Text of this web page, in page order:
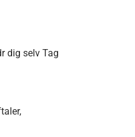
dig selv Tag